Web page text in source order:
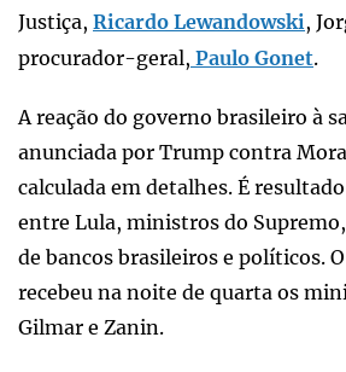
Justiça, Ricardo Lewandowski,
procurador-geral, Paulo Gonet.
A reação do governo brasileiro à
anunciada por Trump contra
calculada em detalhes. É
entre Lula, ministros do
de bancos brasileiros e políticos.
recebeu na noite de quarta os
Gilmar e Zanin.